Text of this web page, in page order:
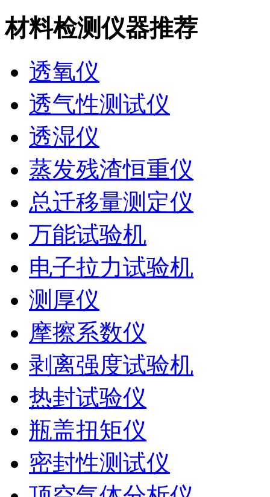
材料检测仪器推荐
透氧仪
透气性测试仪
透湿仪
蒸发残渣恒重仪
总迁移量测定仪
万能试验机
电子拉力试验机
测厚仪
摩擦系数仪
剥离强度试验机
热封试验仪
瓶盖扭矩仪
密封性测试仪